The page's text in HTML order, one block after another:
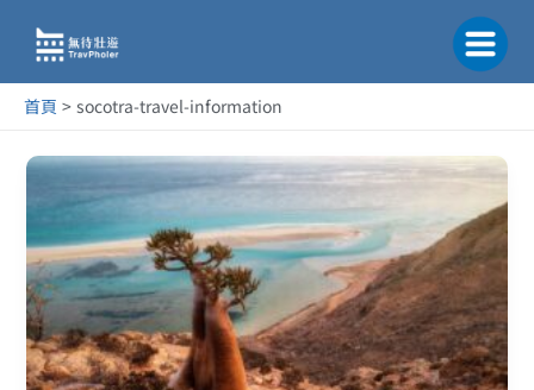
要
首頁 socotra-travel-information
索
拉
島
旅
遊
指
南